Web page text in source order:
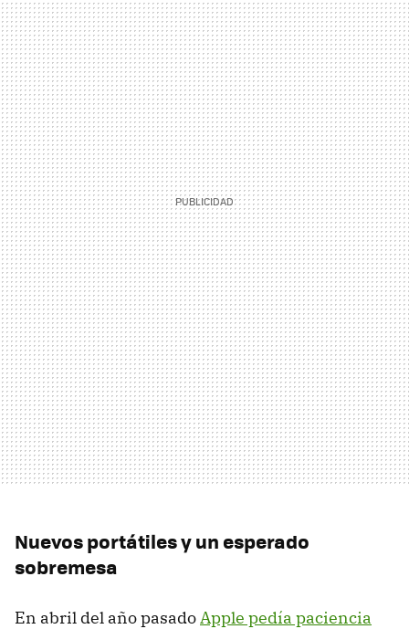
Nuevos portátiles y un esperado
sobremesa
En abril del año pasadoApple pedía paciencia